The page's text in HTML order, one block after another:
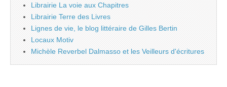
Librairie La voie aux Chapitres
Librairie Terre des Livres
Lignes de vie, le blog littéraire de Gilles Bertin
Locaux Motiv
Michèle Reverbel Dalmasso et les Veilleurs d'écritures